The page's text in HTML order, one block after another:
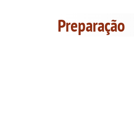
Preparação